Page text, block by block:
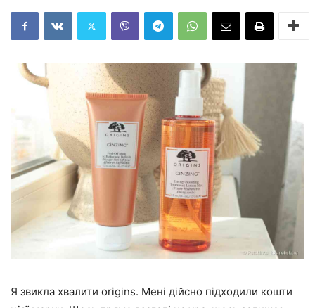
Я звикла хвалити origins. Мені дійсно підходили кошти